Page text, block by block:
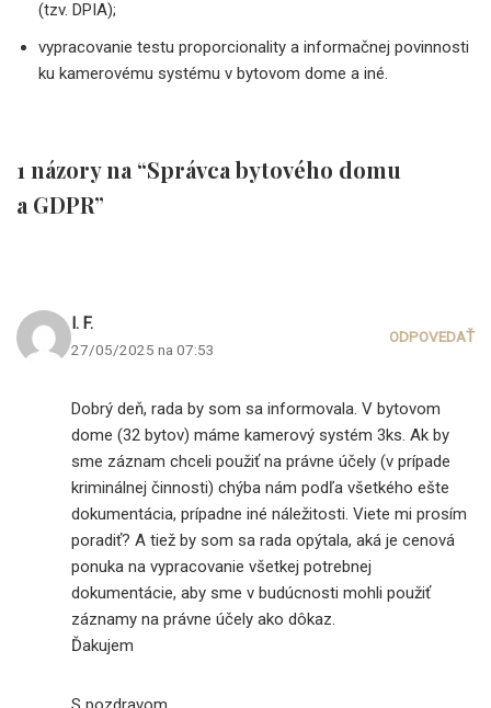
(tzv. DPIA);
vypracovanie testu proporcionality a informačnej povinnosti
ku kamerovému systému v bytovom dome a iné.
1 názory na “Správca bytového domu
a GDPR”
I. F.
27/05/2025 na 07:53
ODPOVEDAŤ
Dobrý deň, rada by som sa informovala. V bytovom
dome (32 bytov) máme kamerový systém 3ks. Ak by
sme záznam chceli použiť na právne účely (v prípade
kriminálnej činnosti) chýba nám podľa všetkého ešte
dokumentácia, prípadne iné náležitosti. Viete mi prosím
poradiť? A tiež by som sa rada opýtala, aká je cenová
ponuka na vypracovanie všetkej potrebnej
dokumentácie, aby sme v budúcnosti mohli použiť
záznamy na právne účely ako dôkaz.
Ďakujem